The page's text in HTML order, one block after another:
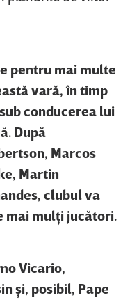
pentru mai multe
vară, în timp
conducerea lui
După
Marcos
Martin
clubul va
mai mulţi jucători.
Vicario,
şi, posibil, Pape